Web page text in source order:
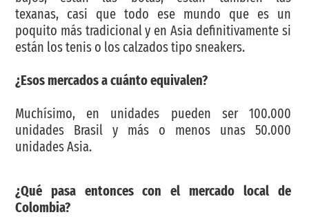
texanas, casi que todo ese mundo que es un
poquito más tradicional y en Asia definitivamente si
están los tenis o los calzados tipo sneakers.
¿Esos mercados a cuánto equivalen?
Muchísimo, en unidades pueden ser 100.000
unidades Brasil y más o menos unas 50.000
unidades Asia.
¿Qué pasa entonces con el mercado local de
Colombia?